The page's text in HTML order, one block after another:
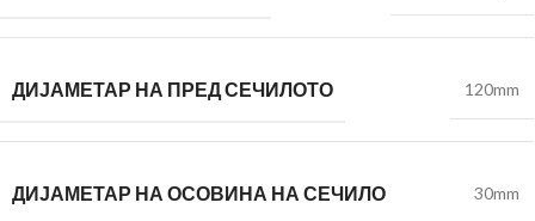
ДИЈАМЕТАР НА ПРЕД СЕЧИЛОТО 120mm
ДИЈАМЕТАР НА ОСОВИНА НА СЕЧИЛО 30mm